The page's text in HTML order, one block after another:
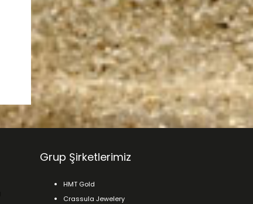
Grup Şirketlerimiz
HMT Gold
Crassula Jewelery